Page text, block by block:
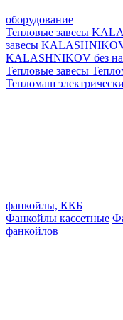
оборудование
Тепловые завесы
завесы
KALASHNIKOV без
Тепловые завесы
Тепломаш
фанкойлы, ККБ
Фанкойлы кассетные
фанкойлов